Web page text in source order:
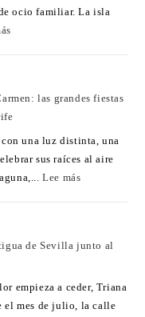
ocio familiar. La isla
las grandes fiestas
una luz distinta, una
sus raíces al aire
Lee más
de Sevilla junto al
empieza a ceder, Triana
el mes de julio, la calle